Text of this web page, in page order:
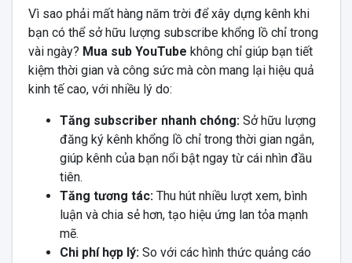
Vì sao phải mất hàng năm trời để xây dựng kênh khi
bạn có thể sở hữu lượng subscribe khổng lồ chỉ trong
vài ngày? Mua sub YouTube không chỉ giúp bạn tiết
kiệm thời gian và công sức mà còn mang lại hiệu quả
kinh tế cao, với nhiều lý do:
Tăng subscriber nhanh chóng:Sở hữu lượng
đăng ký kênh khổng lồ chỉ trong thời gian ngắn,
giúp kênh của bạn nổi bật ngay từ cái nhìn đầu
tiên.
Tăng tương tác:Thu hút nhiều lượt xem, bình
luận và chia sẻ hơn, tạo hiệu ứng lan tỏa mạnh
mẽ.
Chi phí hợp lý: So với các hình thức quảng cáo